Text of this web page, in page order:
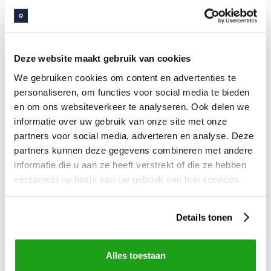
Deze website maakt gebruik van cookies
We gebruiken cookies om content en advertenties te
personaliseren, om functies voor social media te bieden
en om ons websiteverkeer te analyseren. Ook delen we
informatie over uw gebruik van onze site met onze
partners voor social media, adverteren en analyse. Deze
partners kunnen deze gegevens combineren met andere
informatie die u aan ze heeft verstrekt of die ze hebben
verzameld op basis van uw gebruik van hun services.
Details tonen
Alles toestaan
Meer weten?
Bekijk alle evenementen